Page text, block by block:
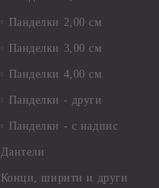
Панделки 2,00 см
Панделки 3,00 см
Панделки 4,00 см
Панделки - други
Панделки - с надпис
Дантели
Конци, ширити и други